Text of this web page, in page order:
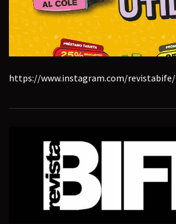
https://www.instagram.com/revistabife/